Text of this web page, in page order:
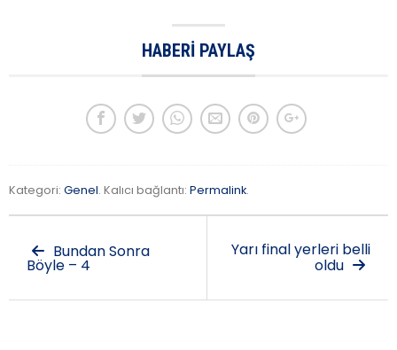
HABERI PAYLAŞ
Kategori: Genel. Kalıcı bağlantı: Permalink.
Bundan Sonra
Böyle – 4
Yarı final yerleri belli
oldu